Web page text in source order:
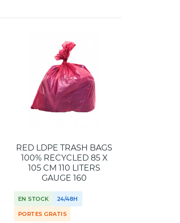
RED LDPE TRASH BAGS
100% RECYCLED 85 X
105 CM 110 LITERS
GAUGE 160
EN STOCK 24/48H
PORTES GRATIS